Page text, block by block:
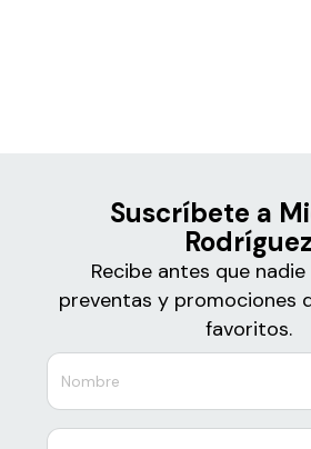
Suscríbete a
Rodríguez
Recibe antes que
preventas y promociones
favoritos.